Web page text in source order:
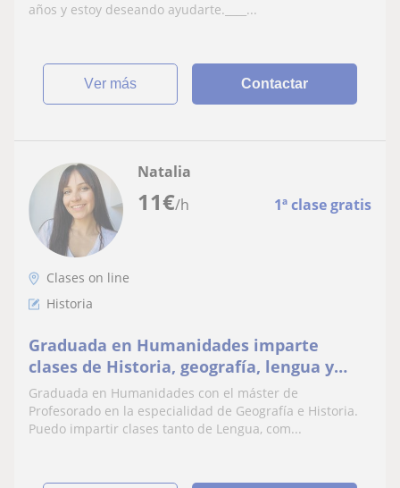
años y estoy deseando ayudarte.____...
ver más Contactar
11€/h 1ª clase gratis
Natalia
Clases on line
Historia
Graduada en Humanidades imparte
clases de Historia, geografía, lengua y
literatura
Graduada en Humanidades con el máster de
Profesorado en la especialidad de Geografía e Historia.
Puedo impartir clases tanto de Lengua, com...